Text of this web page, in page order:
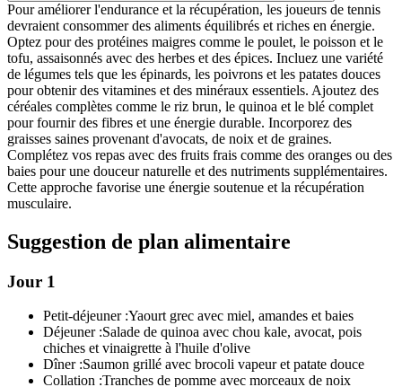
Pour améliorer l'endurance et la récupération, les joueurs de tennis
devraient consommer des aliments équilibrés et riches en énergie.
Optez pour des protéines maigres comme le poulet, le poisson et le
tofu, assaisonnés avec des herbes et des épices. Incluez une variété
de légumes tels que les épinards, les poivrons et les patates douces
pour obtenir des vitamines et des minéraux essentiels. Ajoutez des
céréales complètes comme le riz brun, le quinoa et le blé complet
pour fournir des fibres et une énergie durable. Incorporez des
graisses saines provenant d'avocats, de noix et de graines.
Complétez vos repas avec des fruits frais comme des oranges ou des
baies pour une douceur naturelle et des nutriments supplémentaires.
Cette approche favorise une énergie soutenue et la récupération
musculaire.
Suggestion de plan alimentaire
Jour 1
Petit-déjeuner :Yaourt grec avec miel, amandes et baies
Déjeuner :Salade de quinoa avec chou kale, avocat, pois
chiches et vinaigrette à l'huile d'olive
Dîner :Saumon grillé avec brocoli vapeur et patate douce
Collation :Tranches de pomme avec morceaux de noix